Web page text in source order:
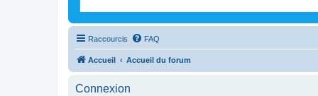
Raccourcis FAQ
Accueil Accueil du forum
Connexion